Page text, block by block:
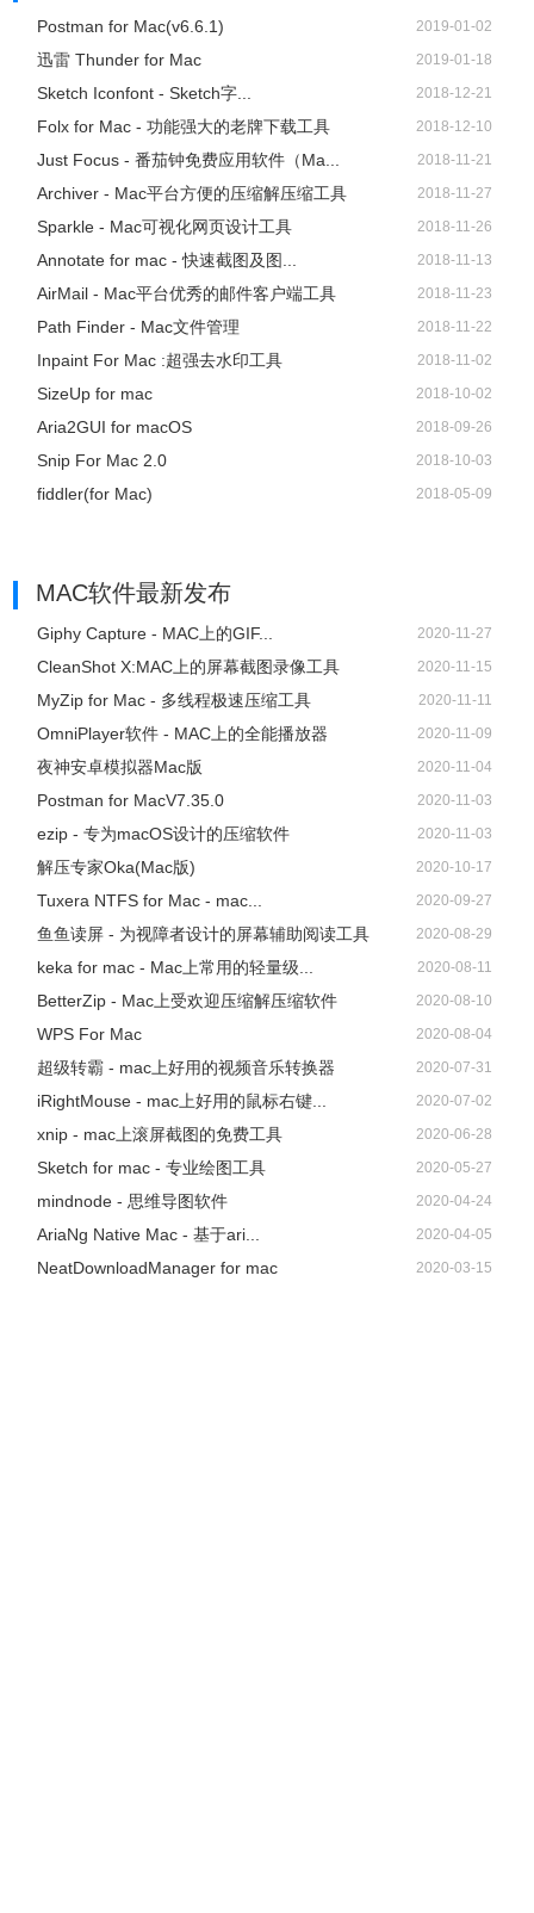
官网：https://mac.eltima.com/download-manager.html
Postman for Mac(v6.6.1) 2019-01-02
迅雷 Thunder for Mac 2019-01-18
Sketch Iconfont - Sketch字... 2018-12-21
Folx for Mac - 功能强大的老牌下载工具 2018-12-10
Just Focus - 番茄钟免费应用软件（Ma... 2018-11-21
Archiver - Mac平台方便的压缩解压缩工具 2018-11-27
Sparkle - Mac可视化网页设计工具 2018-11-26
Annotate for mac - 快速截图及图... 2018-11-13
AirMail - Mac平台优秀的邮件客户端工具 2018-11-23
Path Finder - Mac文件管理 2018-11-22
Inpaint For Mac :超强去水印工具 2018-11-02
SizeUp for mac 2018-10-02
Aria2GUI for macOS 2018-09-26
Snip For Mac 2.0 2018-10-03
fiddler(for Mac) 2018-05-09
MAC软件最新发布
Giphy Capture - MAC上的GIF... 2020-11-27
CleanShot X:MAC上的屏幕截图录像工具 2020-11-15
MyZip for Mac - 多线程极速压缩工具 2020-11-11
OmniPlayer软件 - MAC上的全能播放器 2020-11-09
夜神安卓模拟器Mac版 2020-11-04
Postman for MacV7.35.0 2020-11-03
ezip - 专为macOS设计的压缩软件 2020-11-03
解压专家Oka(Mac版) 2020-10-17
Tuxera NTFS for Mac - mac... 2020-09-27
鱼鱼读屏 - 为视障者设计的屏幕辅助阅读工具 2020-08-29
keka for mac - Mac上常用的轻量级... 2020-08-11
BetterZip - Mac上受欢迎压缩解压缩软件 2020-08-10
WPS For Mac 2020-08-04
超级转霸 - mac上好用的视频音乐转换器 2020-07-31
iRightMouse - mac上好用的鼠标右键... 2020-07-02
xnip - mac上滚屏截图的免费工具 2020-06-28
Sketch for mac - 专业绘图工具 2020-05-27
mindnode - 思维导图软件 2020-04-24
AriaNg Native Mac - 基于ari... 2020-04-05
NeatDownloadManager for mac 2020-03-15